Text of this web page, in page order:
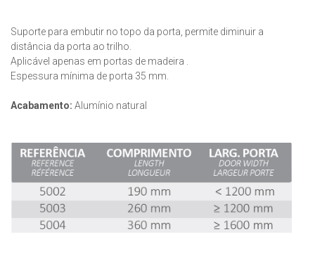
Suporte para embutir no topo da porta, permite diminuir a
distância da porta ao trilho.
Aplicável apenas em portas de madeira .
Espessura mínima de porta 35 mm.
Acabamento: Alumínio natural